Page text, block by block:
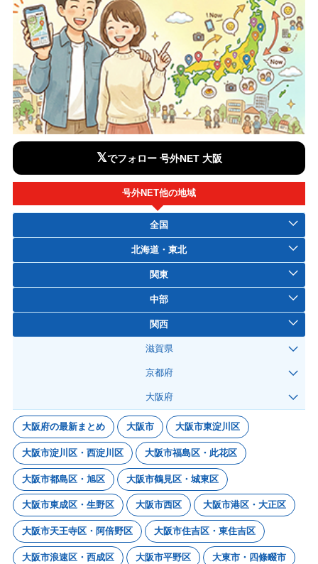
𝕏でフォロー 号外NET 大阪
号外NET他の地域
全国
北海道・東北
関東
中部
関西
滋賀県
京都府
大阪府
大阪府の最新まとめ 大阪市 大阪市東淀川区
大阪市淀川区・西淀川区 大阪市福島区・此花区
大阪市都島区・旭区 大阪市鶴見区・城東区
大阪市東成区・生野区 大阪市西区 大阪市港区・大正区
大阪市天王寺区・阿倍野区 大阪市住吉区・東住吉区
大阪市浪速区・西成区 大阪市平野区 大東市・四條畷市